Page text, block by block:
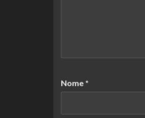
Nome *